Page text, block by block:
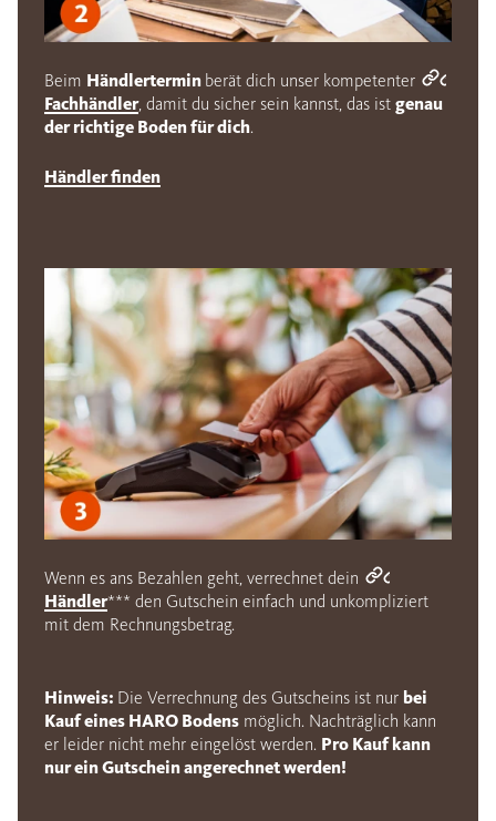
Beim Händlertermin berät dich unser kompetenter
Fachhändler, damit du sicher sein kannst, das ist genau
der richtige Boden für dich.
Händler finden
Wenn es ans Bezahlen geht, verrechnet dein
Händler*** den Gutschein einfach und unkompliziert
mit dem Rechnungsbetrag.
Hinweis: Die Verrechnung des Gutscheins ist nur bei
Kauf eines HARO Bodens möglich. Nachträglich kann
er leider nicht mehr eingelöst werden. Pro Kauf kann
nur ein Gutschein angerechnet werden!